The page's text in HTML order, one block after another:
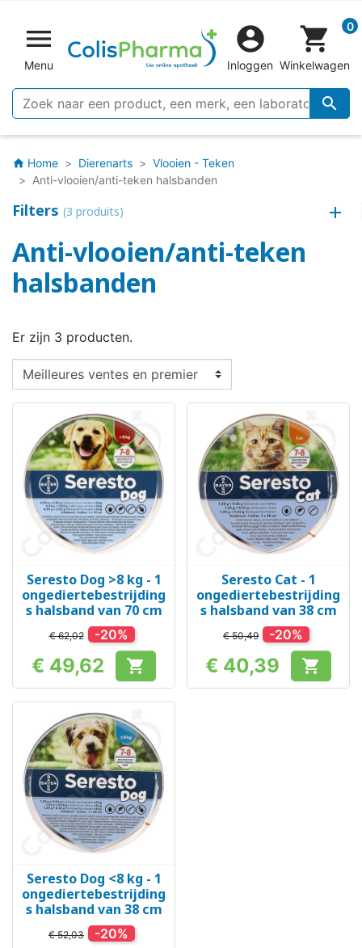

Menu


Inloggen
shopping_cart 0
Winkelwagen
home Home Dierenarts
Vlooien - Teken
Anti-vlooien/anti-teken halsbanden
Filters (3 produits)
Anti-vlooien/anti-teken
halsbanden
Er zijn 3 producten.
Seresto Dog >8 kg - 1
ongediertebestrijding
s halsband van 70 cm
€ 62,02 -20%
Prijs
€ 49,62 
Seresto Cat - 1
ongediertebestrijding
s halsband van 38 cm
€ 50,49 -20%
Prijs
€ 40,39 
Seresto Dog <8 kg - 1
ongediertebestrijding
s halsband van 38 cm
€ 52,03 -20%